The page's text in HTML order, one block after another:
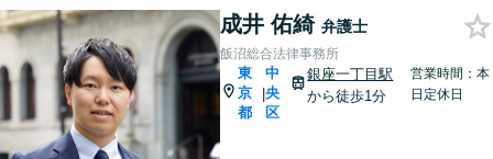
成井 佑綺 弁護士
飯沼総合法律事務所
東
京
都
|
中
央
区
銀座一丁目駅
から徒歩1分
営業時間：本
日定休日